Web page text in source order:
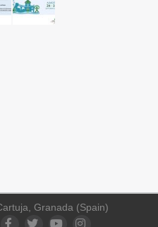
Granada (Spain)
TwitterYouTubeInstagram